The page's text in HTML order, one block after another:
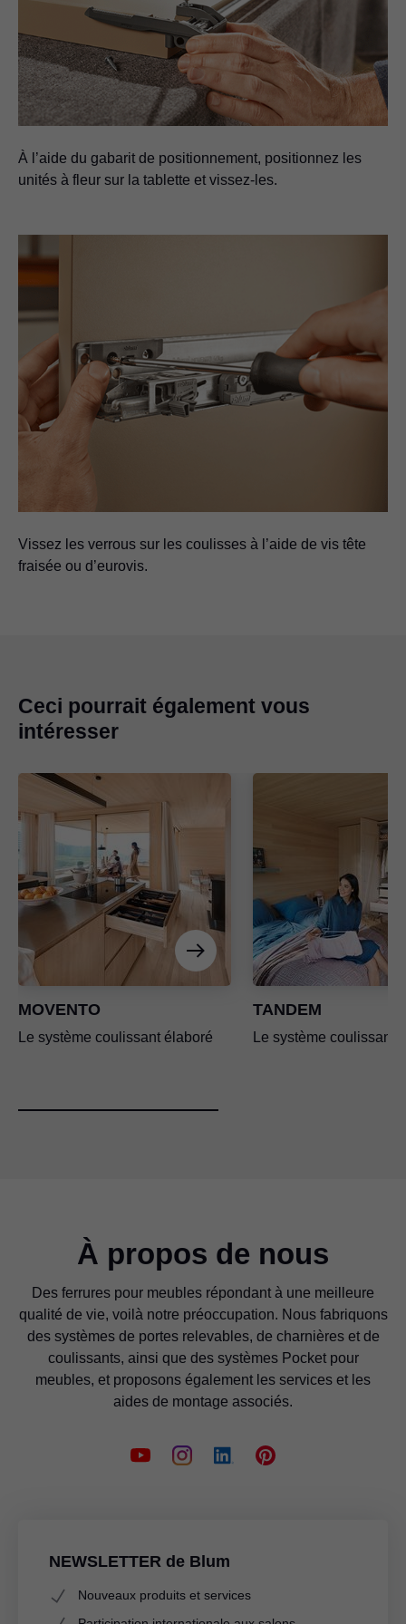
À l’aide du gabarit de positionnement, positionnez les
unités à fleur sur la tablette et vissez-les.
Vissez les verrous sur les coulisses à l’aide de vis tête
fraisée ou d’eurovis.
Ceci pourrait également vous
intéresser
MOVENTO
Le système coulissant élaboré
TANDEM
Le système coulissant
À propos de nous
Des ferrures pour meubles répondant à une meilleure
qualité de vie, voilà notre préoccupation. Nous fabriquons
des systèmes de portes relevables, de charnières et de
coulissants, ainsi que des systèmes Pocket pour
meubles, et proposons également les services et les
aides de montage associés.
NEWSLETTER de Blum
Nouveaux produits et services